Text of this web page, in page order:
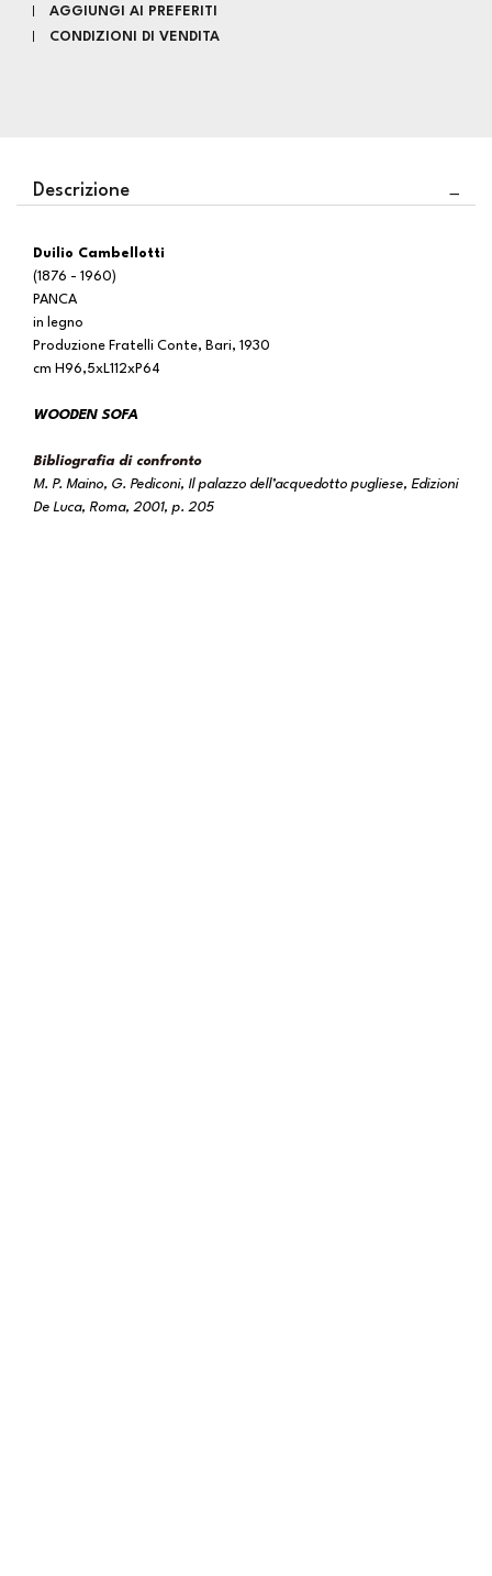
AGGIUNGI AI PREFERITI
CONDIZIONI DI VENDITA
Descrizione
Duilio Cambellotti
(1876 - 1960)
PANCA
in legno
Produzione Fratelli Conte, Bari, 1930
cm H96,5xL112xP64
WOODEN SOFA
Bibliografia di confronto
M. P. Maino, G. Pediconi, Il palazzo dell’acquedotto pugliese, Edizioni
De Luca, Roma, 2001, p. 205